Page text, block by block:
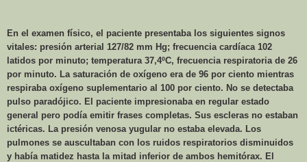
En el examen físico, el paciente presentaba los siguientes signos
vitales: presión arterial 127/82 mm Hg; frecuencia cardíaca 102
latidos por minuto; temperatura 37,4ºC, frecuencia respiratoria de 26
por minuto. La saturación de oxígeno era de 96 por ciento mientras
respiraba oxígeno suplementario al 100 por ciento. No se detectaba
pulso paradójico. El paciente impresionaba en regular estado
general pero podía emitir frases completas. Sus escleras no estaban
ictéricas. La presión venosa yugular no estaba elevada. Los
pulmones se auscultaban con los ruidos respiratorios disminuidos
y había matidez hasta la mitad inferior de ambos hemitórax. El